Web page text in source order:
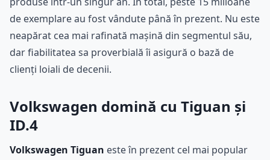
de exemplare au fost vândute până în prezent. Nu este
neapărat cea mai rafinată mașină din segmentul său,
dar fiabilitatea sa proverbială îi asigură o bază de
clienți loiali de decenii.
Volkswagen domină cu Tiguan și
ID.4
Volkswagen Tiguan este în prezent cel mai popular